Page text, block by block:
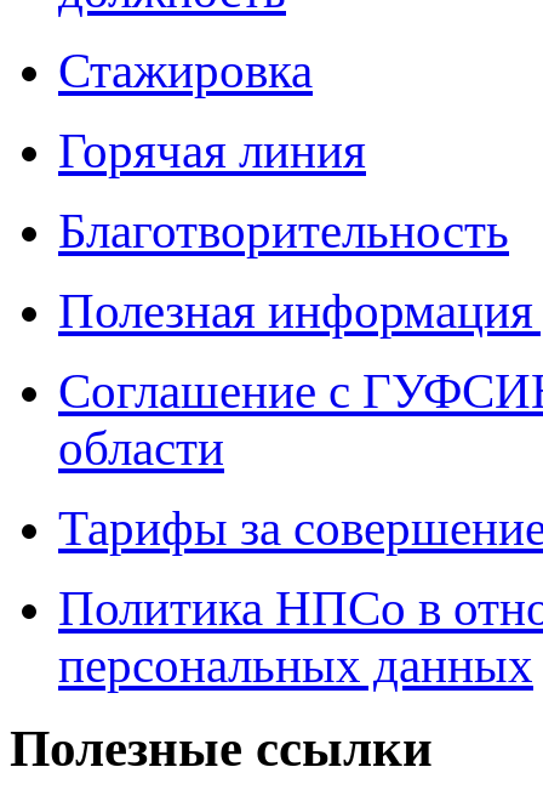
Стажировка
Горячая линия
Благотворительность
Полезная
Соглашение с
области
Тарифы за
Политика НПСо в
персональных данных
Полезные ссылки